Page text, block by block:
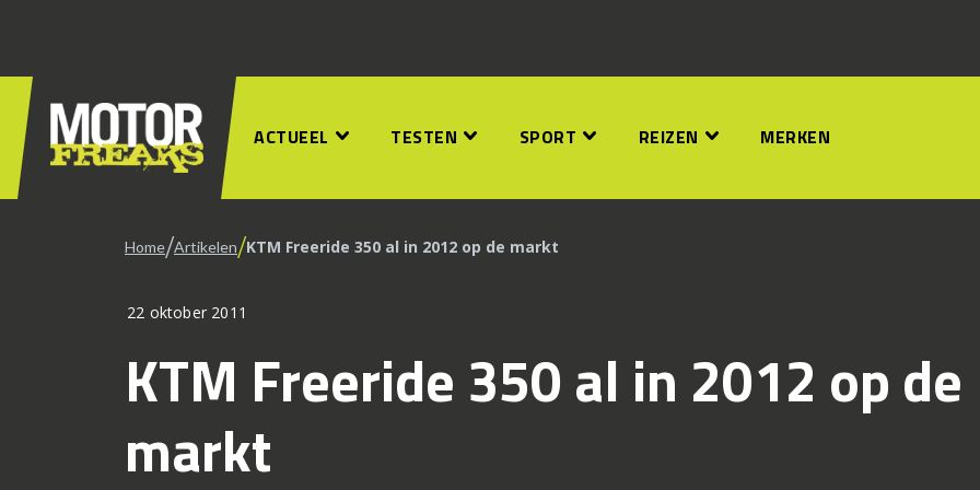
ACTUEEL TESTEN SPORT REIZEN MERKEN
Home/Artikelen/KTM Freeride 350 al in 2012 op de markt
22 oktober 2011
KTM Freeride 350 al in 2012 op de
markt